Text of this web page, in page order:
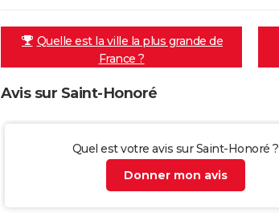
Quelle est la ville la plus grande de
France ?
Avis sur Saint-Honoré
Quel est votre avis sur Saint-Honoré ?
Donner mon avis